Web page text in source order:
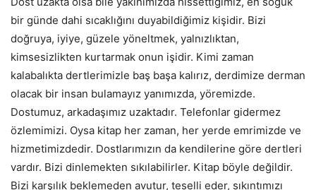
bir günde dahi sıcaklığını duyabildiğimiz kişidir. Bizi
doğruya, iyiye, güzele yöneltmek, yalnızlıktan,
kimsesizlikten kurtarmak onun işidir. Kimi zaman
kalabalıkta dertlerimizle baş başa kalırız, derdimize derman
olacak bir insan bulamayız yanımızda, yöremizde.
Dostumuz, arkadaşımız uzaktadır. Telefonlar gidermez
özlemimizi. Oysa kitap her zaman, her yerde emrimizde ve
hizmetimizdedir. Dostlarımızın da kendilerine göre dertleri
vardır. Bizi dinlemekten sıkılabilirler. Kitap böyle değildir.
Bizi karşılık beklemeden avutur, teselli eder, sıkıntımızı